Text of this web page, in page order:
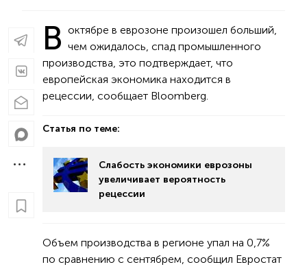
В октябре в еврозоне произошел больший,
чем ожидалось, спад промышленного
производства, это подтверждает, что
европейская экономика находится в
рецессии, сообщает Bloomberg.
Статья по теме:
Слабость экономики еврозоны
увеличивает вероятность
рецессии
Объем производства в регионе упал на 0,7%
по сравнению с сентябрем, сообщил Евростат